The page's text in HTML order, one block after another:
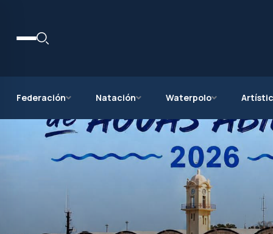
Federación Natación Waterpolo